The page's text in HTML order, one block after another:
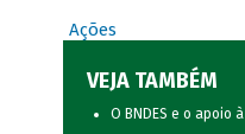
Ações
VEJA TAMBÉM
O BNDES e o apoio